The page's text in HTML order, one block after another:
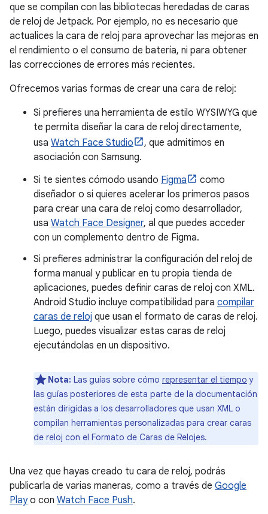
que se compilan con las bibliotecas heredadas de caras
de reloj de Jetpack. Por ejemplo, no es necesario que
actualices la cara de reloj para aprovechar las mejoras en
el rendimiento o el consumo de batería, ni para obtener
las correcciones de errores más recientes.
Ofrecemos varias formas de crear una cara de reloj:
Si prefieres una herramienta de estilo WYSIWYG que
te permita diseñar la cara de reloj directamente,
usa Watch Face Studio
, que admitimos en
asociación con Samsung.
Si te sientes cómodo usando Figma
como
diseñador o si quieres acelerar los primeros pasos
para crear una cara de reloj como desarrollador,
usa Watch Face Designer, al que puedes acceder
con un complemento dentro de Figma.
Si prefieres administrar la configuración del reloj de
forma manual y publicar en tu propia tienda de
aplicaciones, puedes definir caras de reloj con XML.
Android Studio incluye compatibilidad para compilar
caras de reloj que usan el formato de caras de reloj.
Luego, puedes visualizar estas caras de reloj
ejecutándolas en un dispositivo.
Nota: Las guías sobre cómo representar el tiempo y
las guías posteriores de esta parte de la documentación
están dirigidas a los desarrolladores que usan XML o
compilan herramientas personalizadas para crear caras
de reloj con el Formato de Caras de Relojes.
Una vez que hayas creado tu cara de reloj, podrás
publicarla de varias maneras, como a través de Google
Playo con Watch Face Push.